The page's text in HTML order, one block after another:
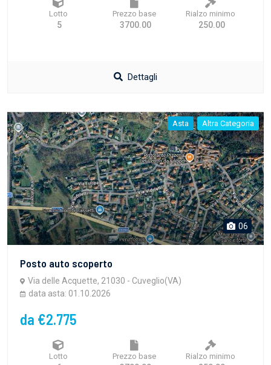
Lotto
5
Prezzo base
3700.00
Rialzo minimo
250.00
Dettagli
Asta Altra Categoria
06
Posto auto scoperto
Via delle Acquette, 21030 - Cuveglio(VA)
data asta: 01.10.2026
da €2.775
Lotto Prezzo base Rialzo minimo